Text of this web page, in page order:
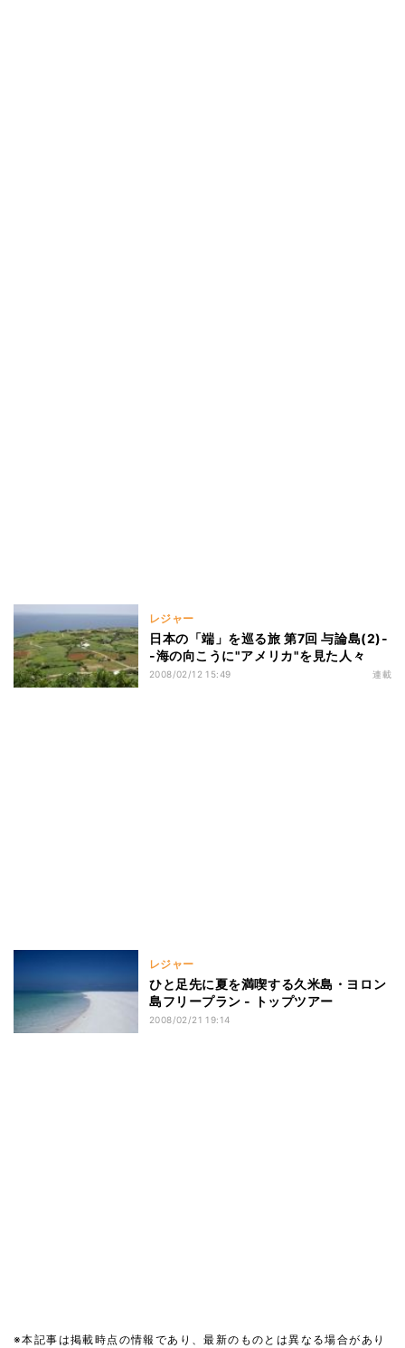
レジャー
日本の「端」を巡る旅 第7回 与論島(2)-
-海の向こうに"アメリカ"を見た人々
2008/02/12 15:49 連載
レジャー
ひと足先に夏を満喫する久米島・ヨロン
島フリープラン - トップツアー
2008/02/21 19:14
※本記事は掲載時点の情報であり、最新のものとは異なる場合があり